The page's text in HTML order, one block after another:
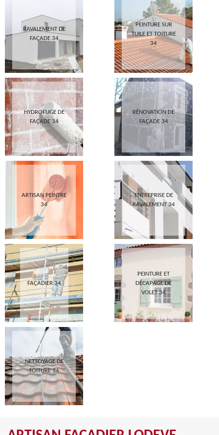
RAVALEMENT DE
FAÇADE 34
PEINTURE SUR
TUILE ET TOITURE
34
HYDROFUGE DE
FAÇADE 34
RÉNOVATION DE
FAÇADE 34
ARTISAN PEINTRE
34
ENTREPRISE DE
RAVALEMENT 34
FAÇADIER 34
PEINTURE ET
DÉCAPAGE DE
VOLET 34
NETTOYAGE DE
TOITURE 34